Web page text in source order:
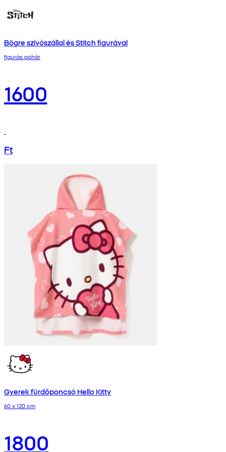
Bögre szívószállal és Stitch figurával
figurás pohár
1600
Ft
Gyerek fürdőponcsó Hello Kitty
60 x 120 cm
1800